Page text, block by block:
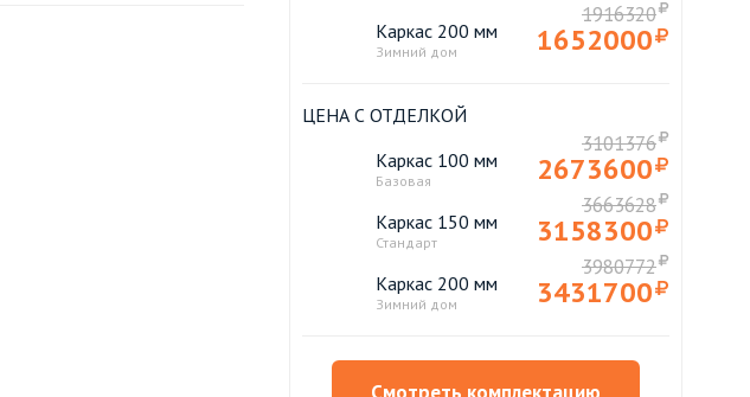
Каркас 200 мм
Зимний дом
1916320
1652000
ЦЕНА С ОТДЕЛКОЙ
Каркас 100 мм
Базовая
3101376
2673600
Каркас 150 мм
Стандарт
3663628
3158300
Каркас 200 мм
Зимний дом
3980772
3431700